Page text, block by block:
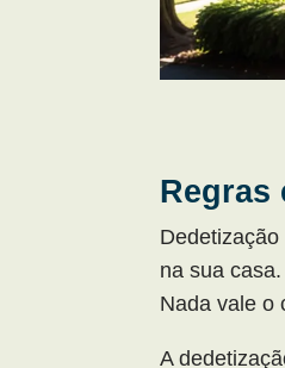
Regras
na sua
Nada vale o
A